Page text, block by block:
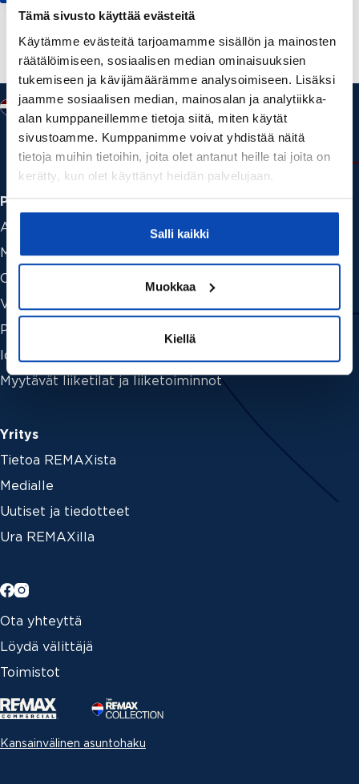
Tämä sivusto käyttää evästeitä
Käytämme evästeitä tarjoamamme sisällön ja mainosten
räätälöimiseen, sosiaalisen median ominaisuuksien
tukemiseen ja kävijämäärämme analysoimiseen. Lisäksi
jaamme sosiaalisen median, mainosalan ja analytiikka-
alan kumppaneillemme tietoja siitä, miten käytät
sivustoamme. Kumppanimme voivat yhdistää näitä
tietoja muihin tietoihin, joita olet antanut heille tai joita on
kerätty, kun olet käyttänyt heidän palvelujaan.
Salli kaikki
Muokkaa
Kiellä
edessä?
10
vinkin
muistilista
muuttajalle
Palvelut
Asuntohaku
Myymässä
Ostamassa
Vuokraamassa
Palveluhinnasto
Ideat ja vinkit
Myytävät liiketilat ja liiketoiminnot
Yritys
Tietoa REMAXista
Medialle
Uutiset ja tiedotteet
Ura REMAXilla
Ota yhteyttä
Löydä välittäjä
Toimistot
Kansainvälinen asuntohaku